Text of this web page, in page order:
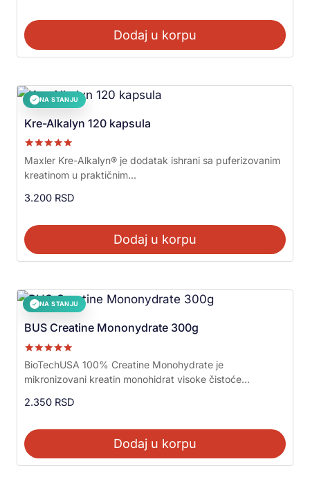
Dodaj u korpu
✓ NA STANJU
Kre-Alkalyn 120 kapsula
Ocenjeno sa
5.00
od 5
Maxler Kre-Alkalyn® je dodatak ishrani sa puferizovanim
kreatinom u praktičnim...
3.200 RSD
Dodaj u korpu
✓ NA STANJU
BUS Creatine Mononydrate 300g
Ocenjeno sa
5.00
od 5
BioTechUSA 100% Creatine Monohydrate je
mikronizovani kreatin monohidrat visoke čistoće...
2.350 RSD
Dodaj u korpu